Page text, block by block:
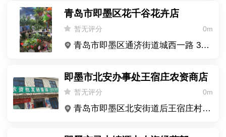
青岛市即墨区花千谷花卉店
暂无评分 0m
青岛市即墨区通济街道城西一路 326 附 4 号 1 层
即墨市北安办事处王宿庄农资商店
暂无评分 0m
青岛市即墨区北安街道后王宿庄村（王宿庄小学前）